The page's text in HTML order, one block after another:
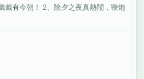
歲有今朝！ 2、除夕之夜真熱鬧，鞭炮